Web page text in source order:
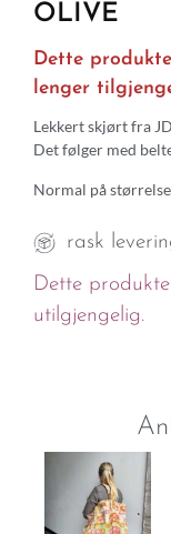
OLIVE
Dette
lenger
Lekkert skjørt fra
Det følger med
Normal på
rask
Dette
utilgjengelig.